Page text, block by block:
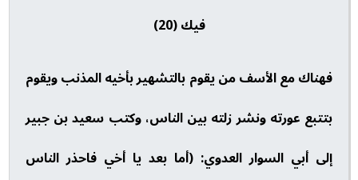
فيك (20)
فهناك مع الأسف من يقوم بالتشهير بأخيه المذنب ويقوم
بتتبع عورته ونشر زلته بين الناس، وكتب سعيد بن جبير
إلى أبي السوار العدوي: (أما بعد يا أخي فاحذر الناس